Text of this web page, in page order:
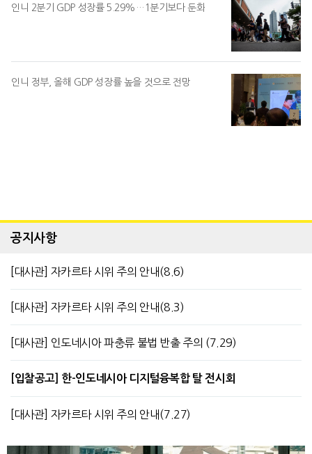
인니 2분기 GDP 성장률 5.29%…1분기보다 둔화
인니 정부, 올해 GDP 성장률 높을 것으로 전망
공지사항
[대사관] 자카르타 시위 주의 안내(8.6)
[대사관] 자카르타 시위 주의 안내(8.3)
[대사관] 인도네시아 파충류 불법 반출 주의 (7.29)
[입찰공고] 한-인도네시아 디지털융복합 탈 전시회
[대사관] 자카르타 시위 주의 안내(7.27)